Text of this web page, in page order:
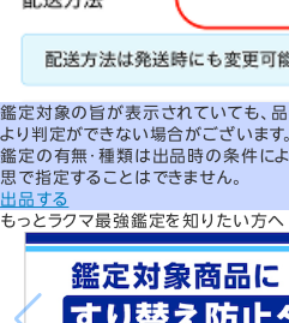
鑑定対象の旨が表示されていても、
より判定ができない場合がございます。
鑑定の有無・種類は出品時の条件に
思で指定することはできません。
出品する
もっとラクマ最強鑑定を知りたい方へ